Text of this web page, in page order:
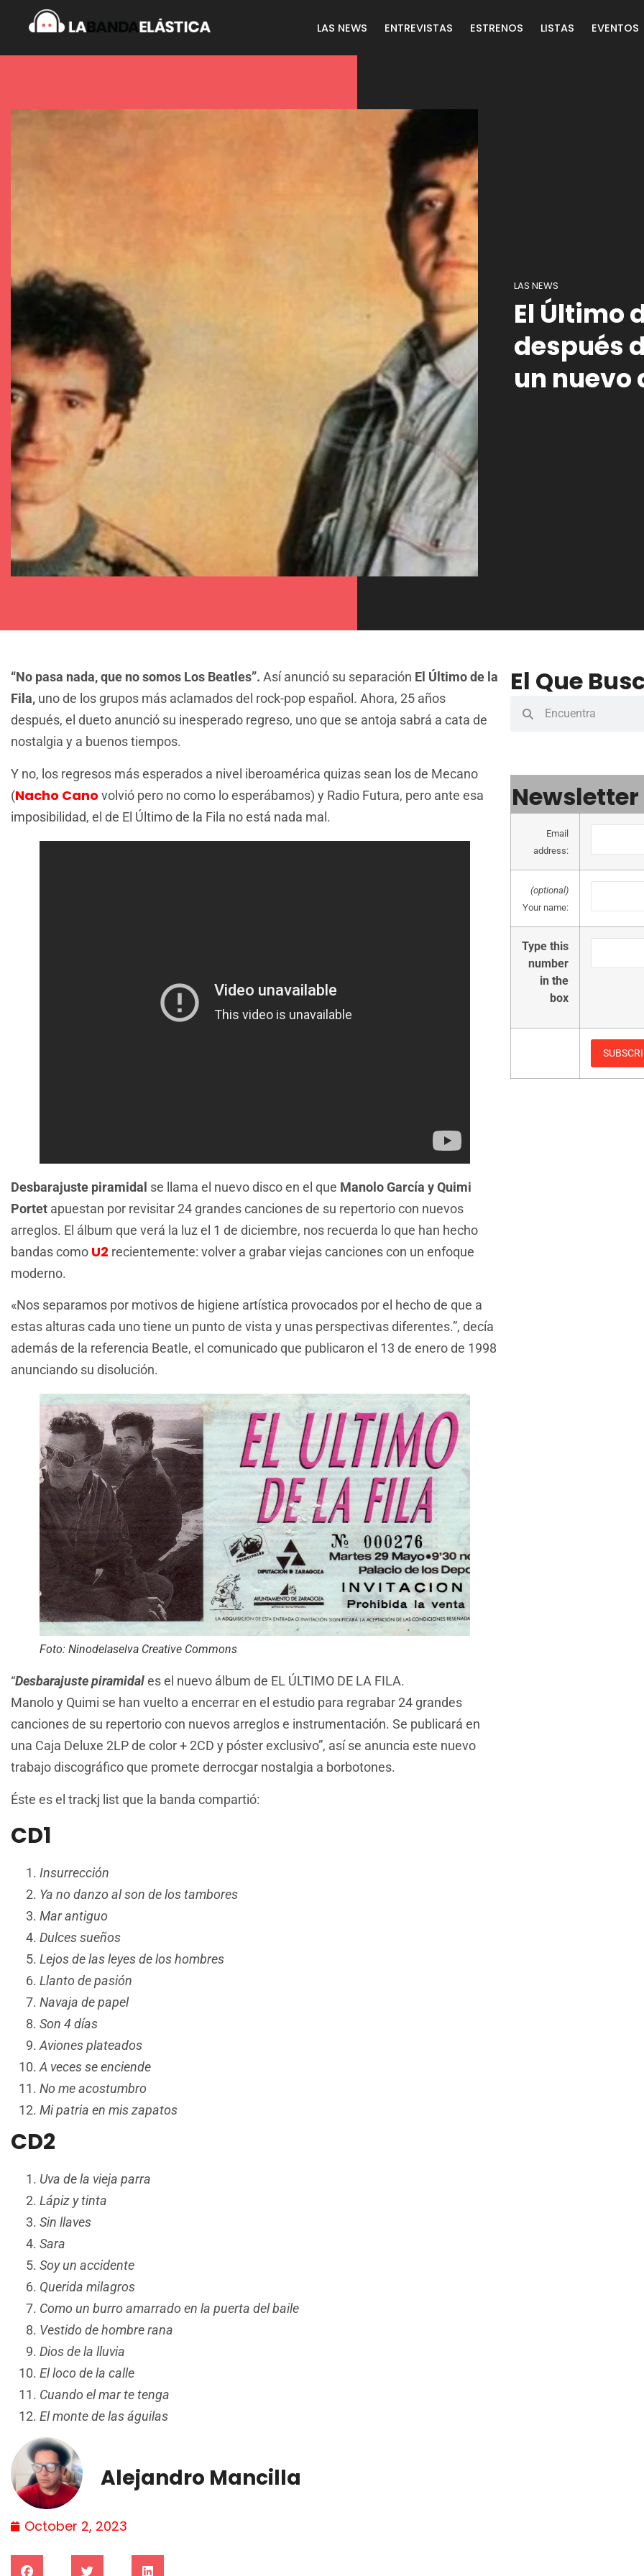
LAS NEWS ENTREVISTAS ESTRENOS LISTAS EVENTOS
LAS NEWS
El Último
después
un nuevo
“No pasa nada, que no somos Los Beatles”. Así anunció su separación El Último de la
Fila, uno de los grupos más aclamados del rock-pop español. Ahora, 25 años
después, el dueto anunció su inesperado regreso, uno que se antoja sabrá a cata de
nostalgia y a buenos tiempos.
Y no, los regresos más esperados a nivel iberoamérica quizas sean los de Mecano
(Nacho Cano volvió pero no como lo esperábamos) y Radio Futura, pero ante esa
imposibilidad, el de El Último de la Fila no está nada mal.
Desbarajuste piramidal se llama el nuevo disco en el que Manolo García y Quimi
Portet apuestan por revisitar 24 grandes canciones de su repertorio con nuevos
arreglos. El álbum que verá la luz el 1 de diciembre, nos recuerda lo que han hecho
bandas como U2 recientemente: volver a grabar viejas canciones con un enfoque
moderno.
«Nos separamos por motivos de higiene artística provocados por el hecho de que a
estas alturas cada uno tiene un punto de vista y unas perspectivas diferentes.”, decía
además de la referencia Beatle, el comunicado que publicaron el 13 de enero de 1998
anunciando su disolución.
Foto: Ninodelaselva Creative Commons
“Desbarajuste piramidales el nuevo álbum de EL ÚLTIMO DE LA FILA.
Manolo y Quimi se han vuelto a encerrar en el estudio para regrabar 24 grandes
canciones de su repertorio con nuevos arreglos e instrumentación. Se publicará en
una Caja Deluxe 2LP de color + 2CD y póster exclusivo”, así se anuncia este nuevo
trabajo discográfico que promete derrocgar nostalgia a borbotones.
Éste es el trackj list que la banda compartió:
CD1
Insurrección
Ya no danzo al son de los tambores
Mar antiguo
Dulces sueños
Lejos de las leyes de los hombres
Llanto de pasión
Navaja de papel
Son 4 días
Aviones plateados
A veces se enciende
No me acostumbro
Mi patria en mis zapatos
CD2
Uva de la vieja parra
Lápiz y tinta
Sin llaves
Sara
Soy un accidente
Querida milagros
Como un burro amarrado en la puerta del baile
Vestido de hombre rana
Dios de la lluvia
El loco de la calle
Cuando el mar te tenga
El monte de las águilas
Alejandro Mancilla
October 2, 2023
El Que
Newsletter
Email
address:
(optional)
Your name:
Type this
number
in the
box